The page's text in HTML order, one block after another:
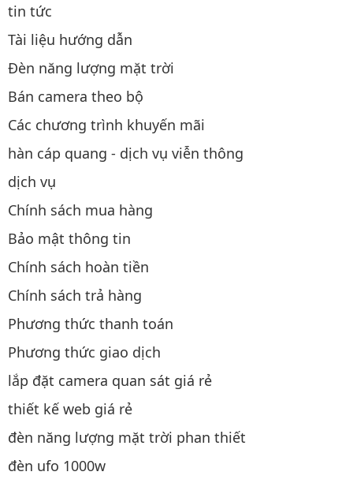
tin tức
Tài liệu hướng dẫn
Đèn năng lượng mặt trời
Bán camera theo bộ
Các chương trình khuyến mãi
hàn cáp quang - dịch vụ viễn thông
dịch vụ
Chính sách mua hàng
Bảo mật thông tin
Chính sách hoàn tiền
Chính sách trả hàng
Phương thức thanh toán
Phương thức giao dịch
lắp đặt camera quan sát giá rẻ
thiết kế web giá rẻ
đèn năng lượng mặt trời phan thiết
đèn ufo 1000w